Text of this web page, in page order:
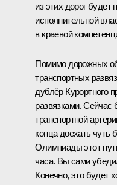
из этих дорог
исполнительной
в краевой
Помимо дорожных
транспортных
дублёр Курортного
развязками. Сейчас
транспортной
конца доехать чуть
Олимпиады этот
часа. Вы сами
Конечно, это будет